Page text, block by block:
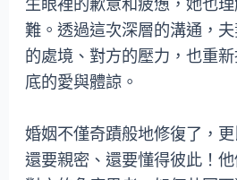
難。透過這次深層的溝通，
的處境、對方的壓力，也重
底的愛與體諒。
婚姻不僅奇蹟般地修復了，
還要親密、還要懂得彼此！